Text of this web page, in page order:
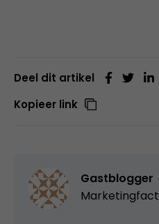
Deel dit artikel
Kopieer link
Gastblogger